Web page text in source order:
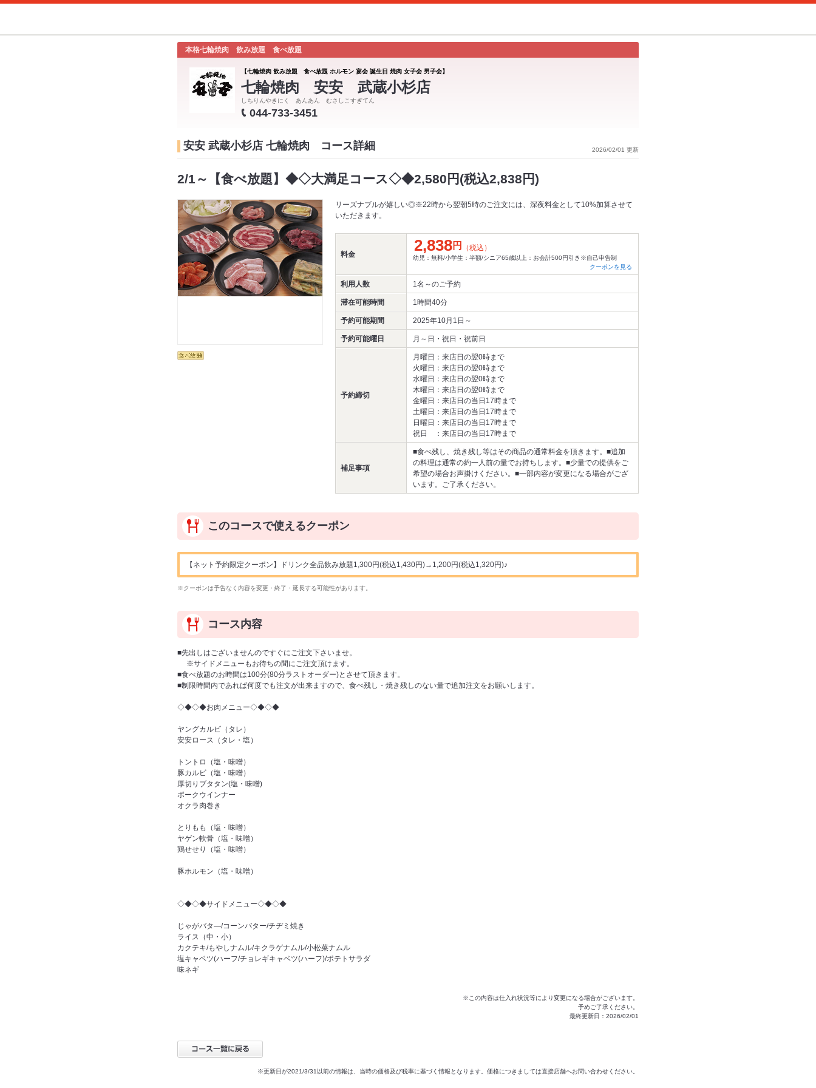
本格七輪焼肉 飲み放題 食べ放題
【七輪焼肉 飲み放題 食べ放題 ホルモン 宴会 誕生日 焼肉 女子会 男子会】
七輪焼肉 安安 武蔵小杉店
しちりんやきにく あんあん むさしこすぎてん
044-733-3451
2026/02/01 更新
安安 武蔵小杉店 七輪焼肉 コース詳細
2/1～【食べ放題】◆◇大満足コース◇◆2,580円(税込2,838円)
リーズナブルが嬉しい◎※22時から翌朝5時のご注文には、深夜料金として10%加算させて
いただきます。
料金 2,838円 （税込）
幼児：無料/小学生：半額/シニア65歳以上：お会計500円引き※自己申告制
クーポンを見る
利用人数 1名～のご予約
滞在可能時間 1時間40分
予約可能期間 2025年10月1日～
予約可能曜日 月～日・祝日・祝前日
予約締切
月曜日：来店日の翌0時まで
火曜日：来店日の翌0時まで
水曜日：来店日の翌0時まで
木曜日：来店日の翌0時まで
金曜日：来店日の当日17時まで
土曜日：来店日の当日17時まで
日曜日：来店日の当日17時まで
祝日 ：来店日の当日17時まで
補足事項
■食べ残し、焼き残し等はその商品の通常料金を頂きます。■追加
の料理は通常の約一人前の量でお持ちします。■少量での提供をご
希望の場合お声掛けください。■一部内容が変更になる場合がござ
います。ご了承ください。
このコースで使えるクーポン
【ネット予約限定クーポン】ドリンク全品飲み放題1,300円(税込1,430円)→1,200円(税込1,320円)♪
※クーポンは予告なく内容を変更・終了・延長する可能性があります。
コース内容
■先出しはございませんのですぐにご注文下さいませ。
※サイドメニューもお待ちの間にご注文頂けます。
■食べ放題のお時間は100分(80分ラストオーダー)とさせて頂きます。
■制限時間内であれば何度でも注文が出来ますので、食べ残し・焼き残しのない量で追加注文をお願いします。
◇◆◇◆お肉メニュー◇◆◇◆
ヤングカルビ（タレ）
安安ロース（タレ・塩）
トントロ（塩・味噌）
豚カルビ（塩・味噌）
厚切りブタタン(塩・味噌)
ポークウインナー
オクラ肉巻き
とりもも（塩・味噌）
ヤゲン軟骨（塩・味噌）
鶏せせり（塩・味噌）
豚ホルモン（塩・味噌）
◇◆◇◆サイドメニュー◇◆◇◆
じゃがバタ―/コーンバター/チヂミ焼き
ライス（中・小）
カクテキ/もやしナムル/キクラゲナムル/小松菜ナムル
塩キャベツ(ハーフ/チョレギキャベツ(ハーフ)/ポテトサラダ
味ネギ
※この内容は仕入れ状況等により変更になる場合がございます。
予めご了承ください。
最終更新日：2026/02/01
※更新日が2021/3/31以前の情報は、当時の価格及び税率に基づく情報となります。価格につきましては直接店舗へお問い合わせください。